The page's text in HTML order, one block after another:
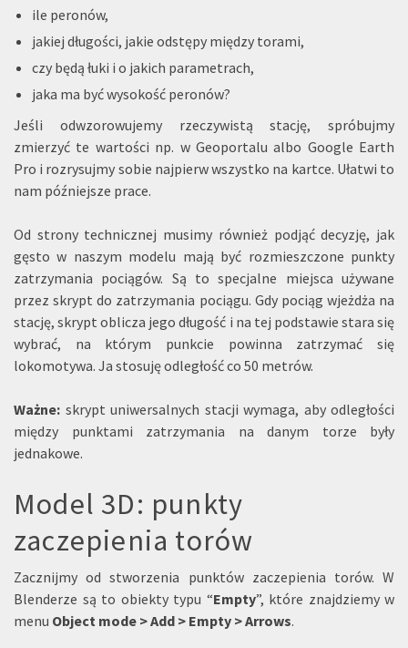
ile peronów,
jakiej długości, jakie odstępy między torami,
czy będą łuki i o jakich parametrach,
jaka ma być wysokość peronów?
Jeśli odwzorowujemy rzeczywistą stację, spróbujmy
zmierzyć te wartości np. w Geoportalu albo Google Earth
Pro i rozrysujmy sobie najpierw wszystko na kartce. Ułatwi to
nam późniejsze prace.
Od strony technicznej musimy również podjąć decyzję, jak
gęsto w naszym modelu mają być rozmieszczone punkty
zatrzymania pociągów. Są to specjalne miejsca używane
przez skrypt do zatrzymania pociągu. Gdy pociąg wjeżdża na
stację, skrypt oblicza jego długość i na tej podstawie stara się
wybrać, na którym punkcie powinna zatrzymać się
lokomotywa. Ja stosuję odległość co 50 metrów.
Ważne: skrypt uniwersalnych stacji wymaga, aby odległości
między punktami zatrzymania na danym torze były
jednakowe.
Model 3D: punkty
zaczepienia torów
Zacznijmy od stworzenia punktów zaczepienia torów. W
Blenderze są to obiekty typu “Empty”, które znajdziemy w
menu Object mode > Add > Empty > Arrows.